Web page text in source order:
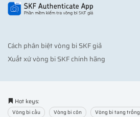
Cách phân biệt vòng bi SKF giả
Xuất xứ vòng bi SKF chính hãng
Hot keys:
Vòng bi cầu Vòng bi côn Vòng bi tang trống